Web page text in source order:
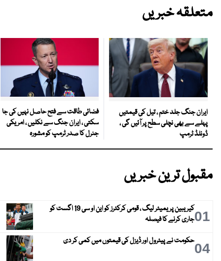
متعلقہ خبریں
ایران جنگ جلد ختم ، تیل کی قیمتیں
پہلے سے بھی نچلی سطح پر آئیں گی ،
ڈونلڈ ٹرمپ
فضائی طاقت سے فتح حاصل نہیں کی جا
سکتی ، ایران جنگ سے نکلیں ، امریکی
جنرل کا صدر ٹرمپ کو مشورہ
مقبول ترین خبریں
01
کیریبین پریمیئر لیگ ، قومی کرکٹرز کو این او سی 19 اگست کو
جاری کرنے کا فیصلہ
04حکومت نے پیٹرول اور ڈیزل کی قیمتوں میں کمی کر دی